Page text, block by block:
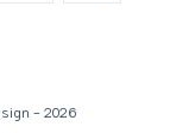
- 2026